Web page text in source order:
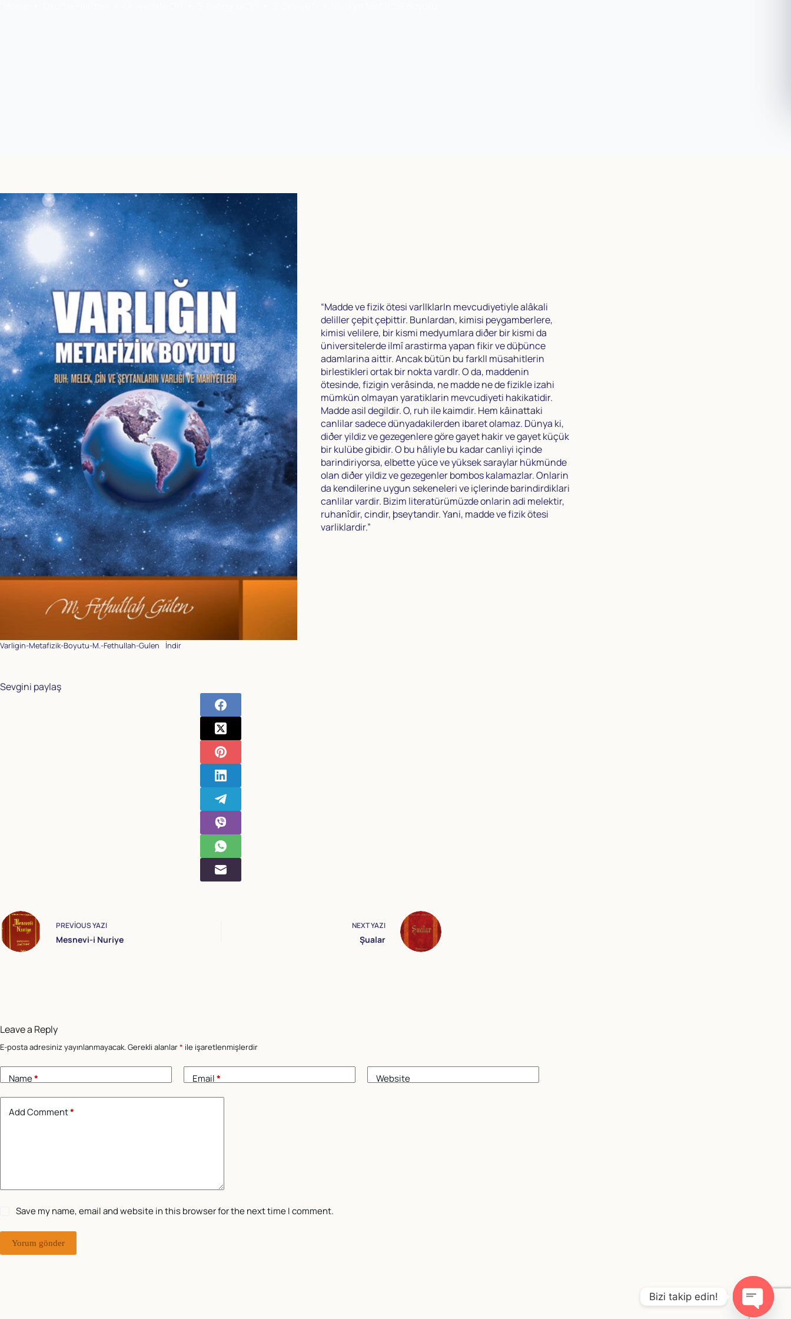
“Madde ve fizik ötesi varlIklarIn mevcudiyetiyle alâkali
deliller çeþit çeþittir. Bunlardan, kimisi peygamberlere,
kimisi velilere, bir kismi medyumlara diðer bir kismi da
üniversitelerde ilmî arastirma yapan fikir ve düþünce
adamlarina aittir. Ancak bütün bu farklI müsahitlerin
birlestikleri ortak bir nokta vardIr. O da, maddenin
ötesinde, fizigin verâsinda, ne madde ne de fizikle izahi
mümkün olmayan yaratiklarin mevcudiyeti hakikatidir.
Madde asil degildir. O, ruh ile kaimdir. Hem kâinattaki
canlilar sadece dünyadakilerden ibaret olamaz. Dünya ki,
diðer yildiz ve gezegenlere göre gayet hakir ve gayet küçük
bir kulübe gibidir. O bu hâliyle bu kadar canliyi içinde
barindiriyorsa, elbette yüce ve yüksek saraylar hükmünde
olan diðer yildiz ve gezegenler bombos kalamazlar. Onlarin
da kendilerine uygun sekeneleri ve içlerinde barindirdiklari
canlilar vardir. Bizim literatürümüzde onlarin adi melektir,
ruhanîdir, cindir, þseytandir. Yani, madde ve fizik ötesi
varliklardir.”
Varligin-Metafizik-Boyutu-M.-Fethullah-Gulen İndir
Sevgini paylaş
PREVIOUSYAZI
Mesnevi-i Nuriye
NEXTYAZI
Şualar
Leave a Reply
E-posta adresiniz yayınlanmayacak.Gerekli alanlar* ile işaretlenmişlerdir
Name* Email* Website
Add Comment*
Save my name, email and website in this browser for the next time I comment.
Yorum gönder
Bizi takip edin!